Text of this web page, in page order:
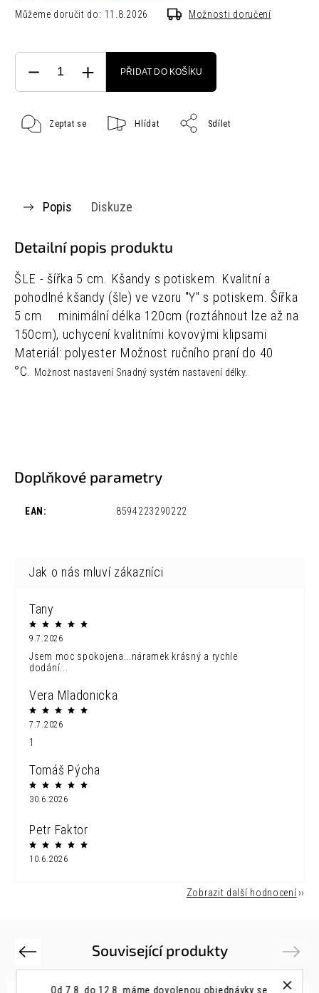
Od 7.8. do 12.8. máme dovolenou objednávky se
Můžeme doručit do: 11.8.2026 Možnosti doručení
PŘIDAT DO KOŠÍKU
Zeptat se Hlídat Sdílet
Popis Diskuze
Detailní popis produktu
ŠLE - šířka 5 cm. Kšandy s potiskem. Kvalitní a
pohodlné kšandy (šle) ve vzoru "Y" s potiskem. Šířka
5 cm minimální délka 120cm (roztáhnout lze až na
150cm), uchycení kvalitními kovovými klipsami
Materiál: polyester Možnost ručního praní do 40
°C. Možnost nastavení Snadný systém nastavení délky.
Doplňkové parametry
EAN : 8594223290222
Tany
9.7.2026
Jsem moc spokojena...náramek krásný a rychle
dodání...
Vera Mladonicka
7.7.2026
1
Tomáš Pýcha
30.6.2026
Petr Faktor
10.6.2026
Zobrazit další hodnocení
Související produkty
Previous Next